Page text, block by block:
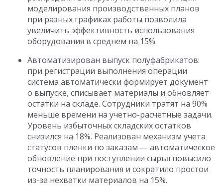
моделирования производственных планов
при разных графиках работы позволила
увеличить эффективность использования
оборудования в среднем на 15%.
Автоматизирован выпуск полуфабрикатов:
при регистрации выполнения операции
система автоматически формирует документ
о выпуске, списывает материалы и обновляет
остатки на складе. Сотрудники тратят на 90%
меньше времени на учетно-расчетные задачи.
Уровень избыточных складских остатков
снизился на 18%. Реализован механизм учета
статусов пленки по заказам — автоматическое
обновление при поступлении сырья повысило
точность планирования и сократило простои
из-за нехватки материалов на 15%.